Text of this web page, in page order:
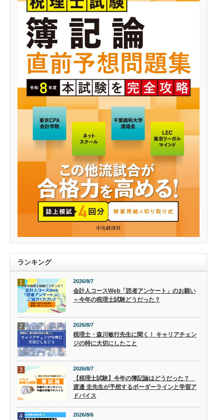
ランキング
1 2026/8/7
会計人コースWeb「読者アンケート」のお願い
～今年の税理士試験どうだった？
2 2026/8/7
税理士・森川敏行先生に聞く！ キャリアチェン
ジの時に大切にしたこと
3 2026/8/7
【税理士試験】今年の簿記論はどうだった？
渡邉 圭先生が予想するボーダーラインと学習ア
ドバイス
4 2026/8/6